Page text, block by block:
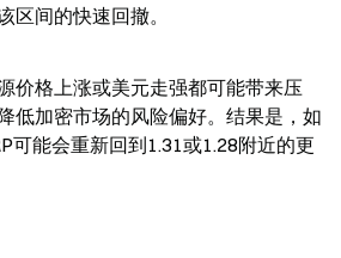
区间的快速回撤。
价格上涨或美元走强都可能带来压
低加密市场的风险偏好。结果是，如
可能会重新回到1.31或1.28附近的更